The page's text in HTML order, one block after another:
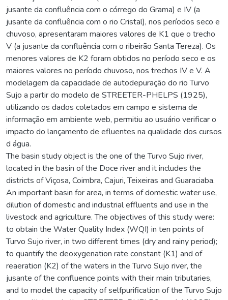
jusante da confluência com o córrego do Grama) e IV (a
jusante da confluência com o rio Cristal), nos períodos seco e
chuvoso, apresentaram maiores valores de K1 que o trecho
V (a jusante da confluência com o ribeirão Santa Tereza). Os
menores valores de K2 foram obtidos no período seco e os
maiores valores no período chuvoso, nos trechos IV e V. A
modelagem da capacidade de autodepuração do rio Turvo
Sujo a partir do modelo de STREETER-PHELPS (1925),
utilizando os dados coletados em campo e sistema de
informação em ambiente web, permitiu ao usuário verificar o
impacto do lançamento de efluentes na qualidade dos cursos
d água.
The basin study object is the one of the Turvo Sujo river,
located in the basin of the Doce river and it includes the
districts of Viçosa, Coimbra, Cajuri, Teixeiras and Guaraciaba.
An important basin for area, in terms of domestic water use,
dilution of domestic and industrial effluents and use in the
livestock and agriculture. The objectives of this study were:
to obtain the Water Quality Index (WQI) in ten points of
Turvo Sujo river, in two different times (dry and rainy period);
to quantify the deoxygenation rate constant (K1) and of
reaeration (K2) of the waters in the Turvo Sujo river, the
jusante of the confluence points with their main tributaries,
and to model the capacity of selfpurification of the Turvo Sujo